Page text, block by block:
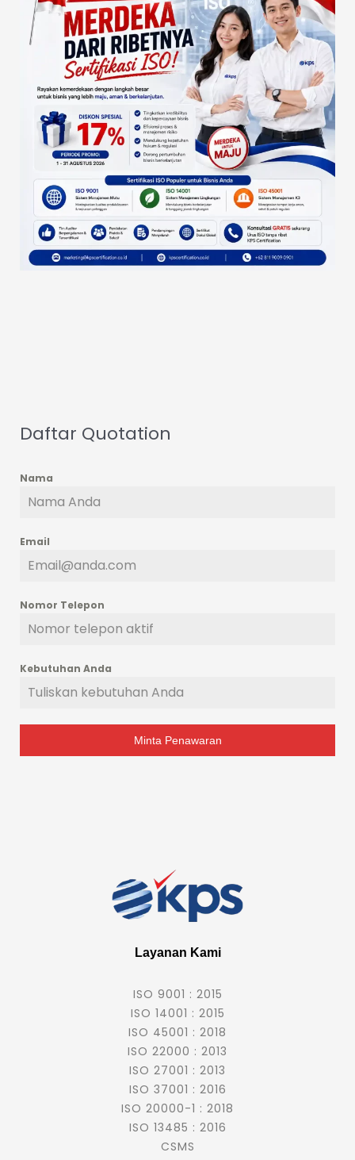
Daftar Quotation
Nama
Email
Nomor Telepon
Kebutuhan Anda
Minta Penawaran
Layanan Kami
ISO 9001 : 2015
ISO 14001 : 2015
ISO 45001 : 2018
ISO 22000 : 2013
ISO 27001 : 2013
ISO 37001 : 2016
ISO 20000-1 : 2018
ISO 13485 : 2016
CSMS